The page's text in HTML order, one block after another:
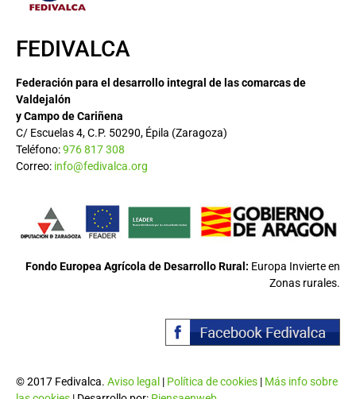
FEDIVALCA
Federación para el desarrollo integral de las comarcas de
Valdejalón
y Campo de Cariñena
C/ Escuelas 4, C.P. 50290, Épila (Zaragoza)
Teléfono:976 817 308
Correo: info@fedivalca.org
Fondo Europea Agrícola de Desarrollo Rural: Europa Invierte en
Zonas rurales.
© 2017 Fedivalca. Aviso legal | Política de cookies | Más info sobre